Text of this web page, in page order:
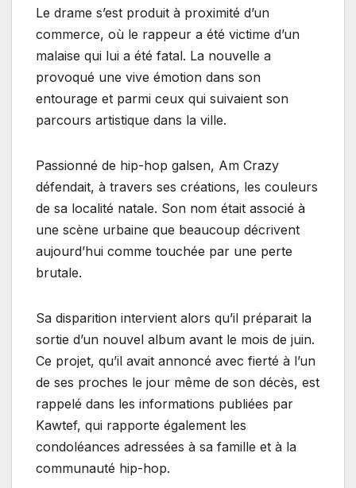
Le drame s’est produit à proximité d’un
commerce, où le rappeur a été victime d’un
malaise qui lui a été fatal. La nouvelle a
provoqué une vive émotion dans son
entourage et parmi ceux qui suivaient son
parcours artistique dans la ville.
Passionné de hip-hop galsen, Am Crazy
défendait, à travers ses créations, les couleurs
de sa localité natale. Son nom était associé à
une scène urbaine que beaucoup décrivent
aujourd’hui comme touchée par une perte
brutale.
Sa disparition intervient alors qu’il préparait la
sortie d’un nouvel album avant le mois de juin.
Ce projet, qu’il avait annoncé avec fierté à l’un
de ses proches le jour même de son décès, est
rappelé dans les informations publiées par
Kawtef, qui rapporte également les
condoléances adressées à sa famille et à la
communauté hip-hop.